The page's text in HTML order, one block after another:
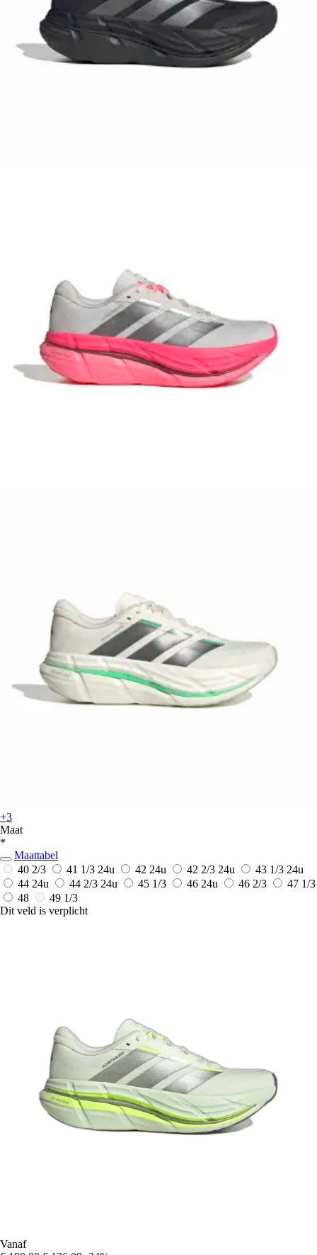
+3
Maat
*
Maattabel
40 2/3
41 1/3 24u 42 24u 42 2/3 24u 43 1/3 24u
44 24u 44 2/3 24u 45 1/3 46 24u 46 2/3
47 1/3
48
49 1/3
Dit veld is verplicht
Vanaf